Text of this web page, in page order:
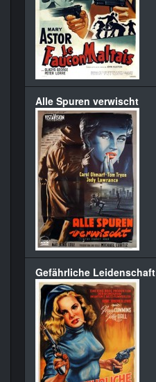
Alle Spuren verwischt
Gefährliche Leidenschaft